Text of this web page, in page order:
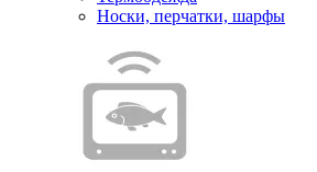
Носки, перчатки, шарфы